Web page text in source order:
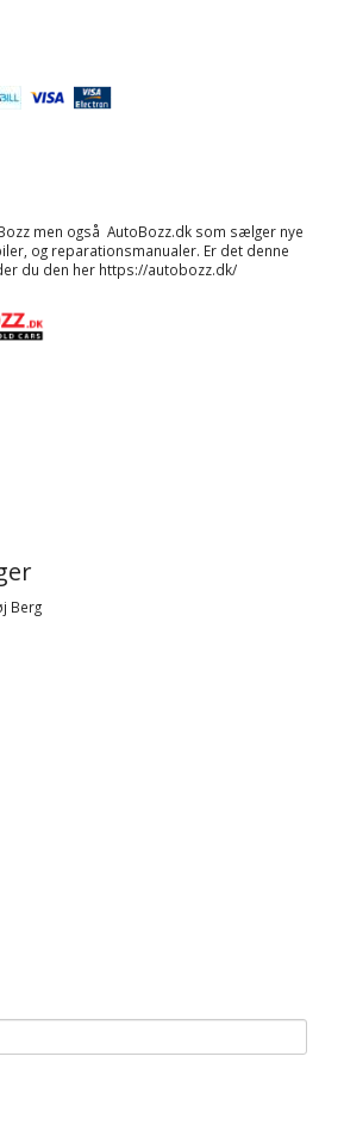
men også AutoBozz.dk som sælger nye
og reparationsmanualer. Er det denne
du den her https://autobozz.dk/
Berg